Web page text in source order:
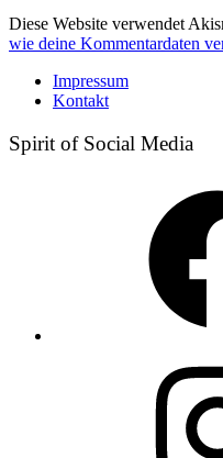
Diese Website verwendet
wie deine Kommentardaten
Impressum
Kontakt
Spirit of Social Media